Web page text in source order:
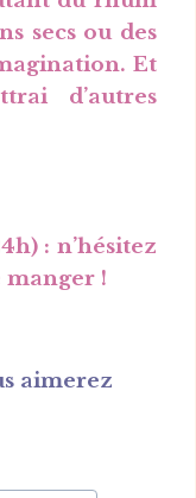
secs ou des
Et
d’autres
: n’hésitez
manger !
aimerez